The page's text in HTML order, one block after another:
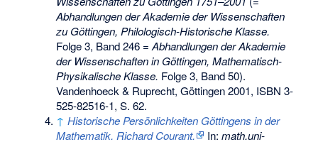
Abhandlungen der Akademie der Wissenschaften
zu Göttingen, Philologisch-Historische Klasse.
Folge 3, Band 246 =Abhandlungen der Akademie
der Wissenschaften in Göttingen, Mathematisch-
Physikalische Klasse. Folge 3, Band 50).
Vandenhoeck & Ruprecht, Göttingen 2001, ISBN 3-
525-82516-1, S. 62.
↑ Historische Persönlichkeiten Göttingens in der
Mathematik. Richard Courant.
In:math.uni-